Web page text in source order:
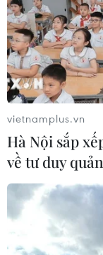
vietnamplus.vn
Hà Nội sắp
về tư duy